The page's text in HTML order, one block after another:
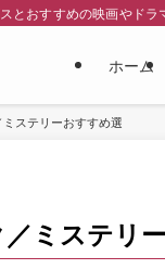
とおすすめの映画やドラ
ホーム
ステリーおすすめ選
ミステリ